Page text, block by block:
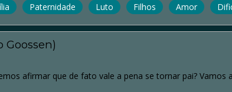
Paternidade Luto Filhos Amor
Goossen)
afirmar que de fato vale a pena se tornar pai?